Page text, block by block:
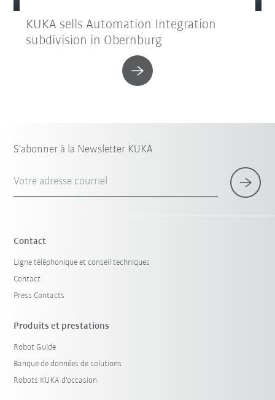
KUKA sells Automation Integration
subdivision in Obernburg
S'abonner à la Newsletter KUKA
Votre adresse courriel
Contact
Ligne téléphonique et conseil techniques
Contact
Press Contacts
Produits et prestations
Robot Guide
Banque de données de solutions
Robots KUKA d'occasion